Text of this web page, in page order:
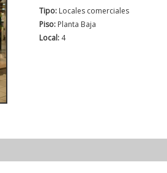
Tipo: Locales comerciales
Piso: Planta Baja
Local: 4